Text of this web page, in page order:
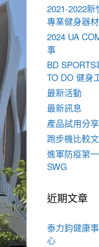
2021-2022
專業健身器材
2024 UA
事
BD
TO DO 健身
最新活動
最新訊息
產品試用分享
跑步機比較
進軍防疫第
SWG
近期文章
泰力鈞健康
心